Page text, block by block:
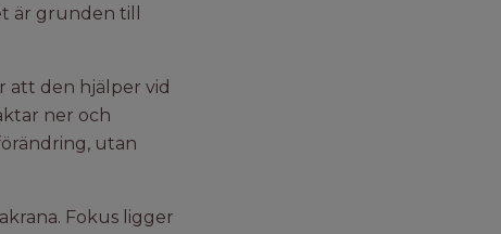
är grunden till
att den hjälper vid
ner och
utan
Fokus ligger